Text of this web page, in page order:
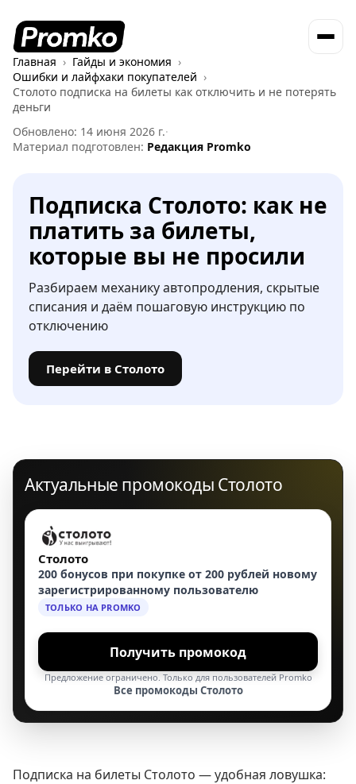
Главная
Гайды и экономия
Ошибки и лайфхаки покупателей
Столото подписка на билеты как отключить и не потерять
деньги
Обновлено: 14 июня 2026 г.·
Материал подготовлен: Редакция Promko
Подписка Столото: как не
платить за билеты,
которые вы не просили
Разбираем механику автопродления, скрытые
списания и даём пошаговую инструкцию по
отключению
Перейти в Столото
Актуальные промокоды Столото
Столото
200 бонусов при покупке от 200 рублей новому
зарегистрированному пользователю
ТОЛЬКО НА PROMKO
Получить промокод
Предложение ограничено. Только для пользователей Promko
Все промокоды Столото
Подписка на билеты Столото — удобная ловушка: